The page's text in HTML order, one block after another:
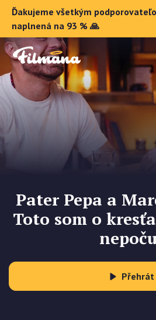
Ďakujeme všetkým
naplnená na 93 % 🙏
O Filmane
Darčekové poukazy
Zaregistrovať sa
Pater Pepa a
Toto som o
Přehrát